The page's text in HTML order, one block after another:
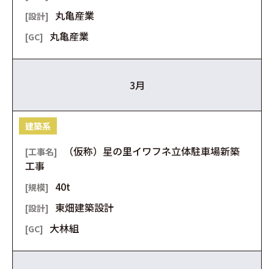
丸亀産業
丸亀産業
3月
建築系
（仮称）星の里イワフネ立体駐車場新築
工事
40t
東畑建築設計
大林組